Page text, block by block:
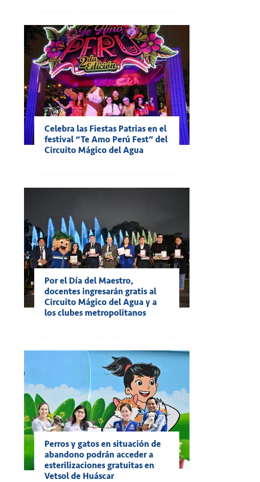
Celebra las Fiestas Patrias en el
festival “Te Amo Perú Fest” del
Circuito Mágico del Agua
Por el Día del Maestro,
docentes ingresarán gratis al
Circuito Mágico del Agua y a
los clubes metropolitanos
Perros y gatos en situación de
abandono podrán acceder a
esterilizaciones gratuitas en
Vetsol de Huáscar